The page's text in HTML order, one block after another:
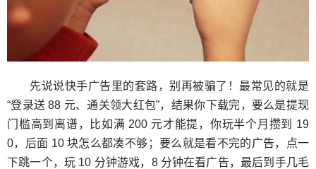
先说说快手广告里的套路，别再被骗了！最常见的就是
“登录送 88 元、通关领大红包”，结果你下载完，要么是提现
门槛高到离谱，比如满 200 元才能提，你玩半个月攒到 19
0，后面 10 块怎么都凑不够；要么就是看不完的广告，点一
下跳一个，玩 10 分钟游戏，8 分钟在看广告，最后到手几毛